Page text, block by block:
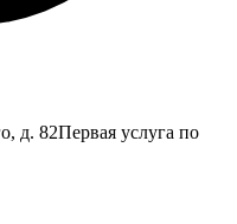
д. 82Первая услуга по